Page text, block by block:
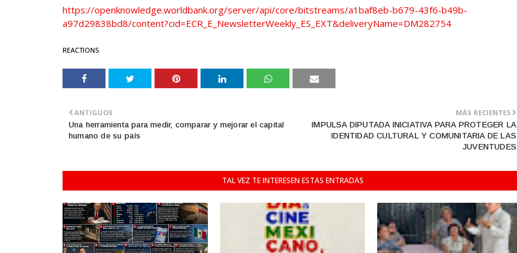
https://openknowledge.worldbank.org/server/api/core/bitstreams/a1baf8eb-b679-43f6-b49b-
a97d29838bd8/content?cid=ECR_E_NewsletterWeekly_ES_EXT&deliveryName=DM282754
REACTIONS
MÁS RECIENTES
IMPULSA DIPUTADA INICIATIVA PARA PROTEGER LA
IDENTIDAD CULTURAL Y COMUNITARIA DE LAS
JUVENTUDES
ANTIGUOS
Una herramienta para medir, comparar y mejorar el capital
humano de su país
TAL VEZ TE INTERESEN ESTAS ENTRADAS